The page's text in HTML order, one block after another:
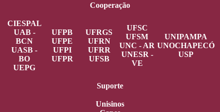
Cooperação
CIESPAL
UAB -
BCN
UASB -
BO
UEPG
UFPB
UFPE
UFPI
UFPR
UFRGS
UFRN
UFRR
UFSB
UFSC
UFSM
UNC - AR
UNESR -
VE
UNIPAMPA
UNOCHAPECÓ
USP
Suporte
Unisinos